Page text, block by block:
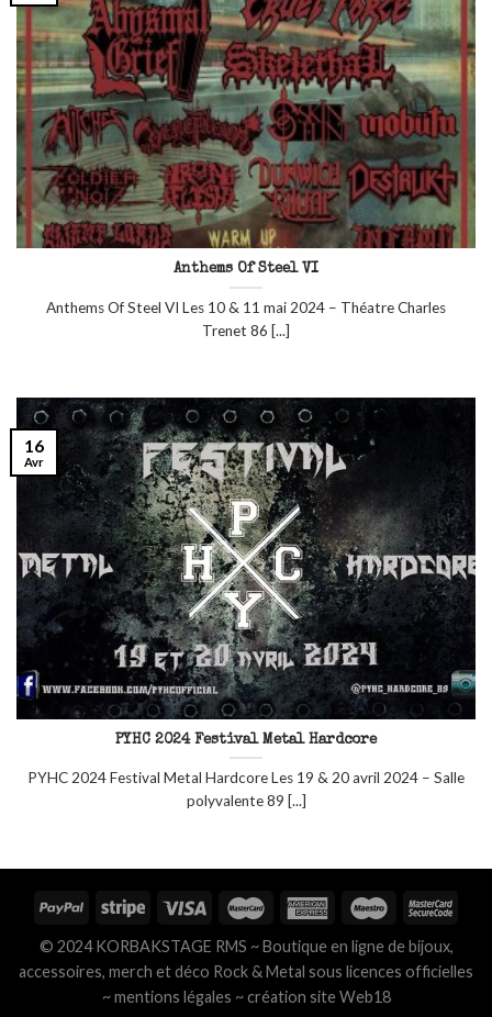
Anthems Of Steel VI
Anthems Of Steel VI Les 10 & 11 mai 2024 – Théatre Charles
Trenet 86 [...]
PYHC 2024 Festival Metal Hardcore
PYHC 2024 Festival Metal Hardcore Les 19 & 20 avril 2024 – Salle
polyvalente 89 [...]
16
Avr
© 2024 KORBAKSTAGE RMS ~ Boutique en ligne de bijoux,
accessoires, merch et déco Rock & Metal sous licences officielles
~mentions légales ~ création site Web18